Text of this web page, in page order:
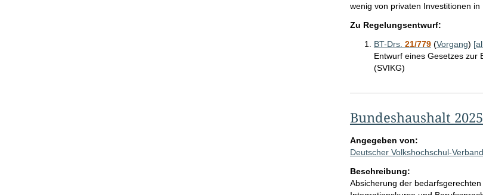
wenig von privaten Investitionen
Zu Regelungsentwurf:
BT-Drs. 21/779(Vorgang)
Entwurf eines Gesetzes zur
(SVIKG)
Bundeshaushalt
Angegeben von:
Deutscher Volkshochschul-Verband
Beschreibung:
Absicherung der